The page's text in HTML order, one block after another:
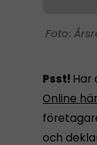
Psst! Har
Online här
och